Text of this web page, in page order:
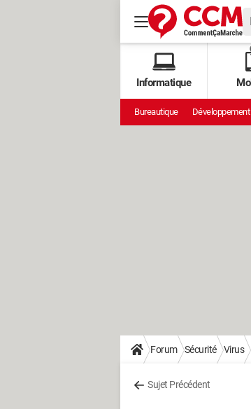
Informatique
Bureautique Développement
Forum Sécurité Virus
Sujet Précédent